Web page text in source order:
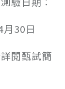
30日
閱甄試簡